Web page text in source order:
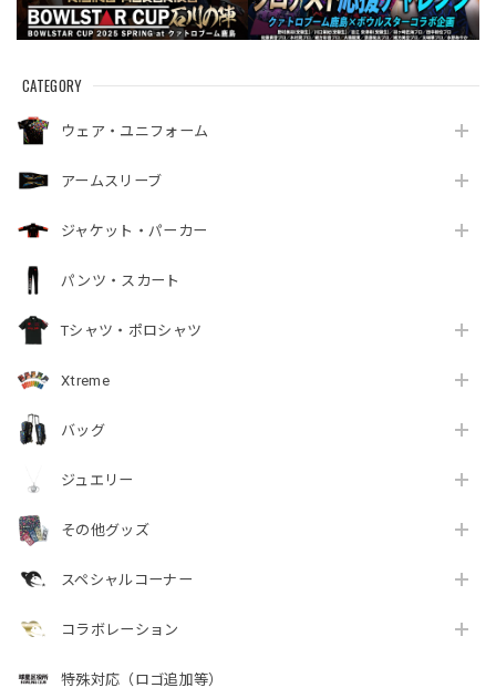
CATEGORY
ウェア・ユニフォーム
アームスリーブ
ジャケット・パーカー
パンツ・スカート
Tシャツ・ポロシャツ
Xtreme
バッグ
ジュエリー
その他グッズ
スペシャルコーナー
コラボレーション
特殊対応（ロゴ追加等）